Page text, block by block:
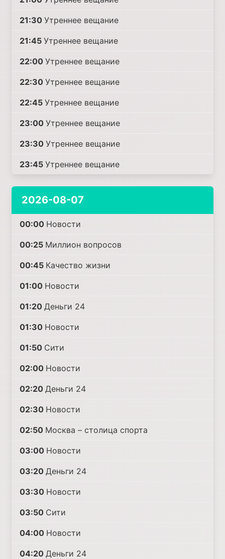
21:30 Утреннее вещание
21:45 Утреннее вещание
22:00 Утреннее вещание
22:30 Утреннее вещание
22:45 Утреннее вещание
23:00 Утреннее вещание
23:30 Утреннее вещание
23:45 Утреннее вещание
2026-08-07
00:00 Новости
00:25 Миллион вопросов
00:45 Качество жизни
01:00 Новости
01:20 Деньги 24
01:30 Новости
01:50 Сити
02:00 Новости
02:20 Деньги 24
02:30 Новости
02:50 Москва – столица спорта
03:00 Новости
03:20 Деньги 24
03:30 Новости
03:50 Сити
04:00 Новости
04:20 Деньги 24